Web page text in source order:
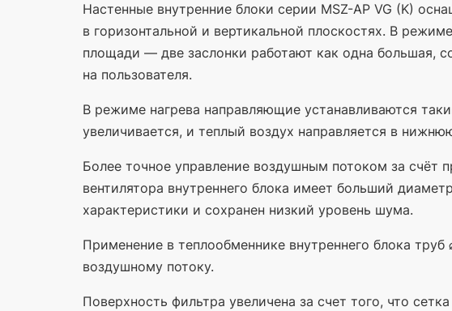
Настенные внутренние блоки серии MSZ-AP VG (K)
в горизонтальной и вертикальной плоскостях. В
площади — две заслонки работают как одна большая,
на пользователя.
В режиме нагрева направляющие устанавливаются
увеличивается, и теплый воздух направляется в
Более точное управление воздушным потоком за счёт
вентилятора внутреннего блока имеет больший
характеристики и сохранен низкий уровень шума.
Применение в теплообменнике внутреннего блока
воздушному потоку.
Поверхность фильтра увеличена за счет того, что